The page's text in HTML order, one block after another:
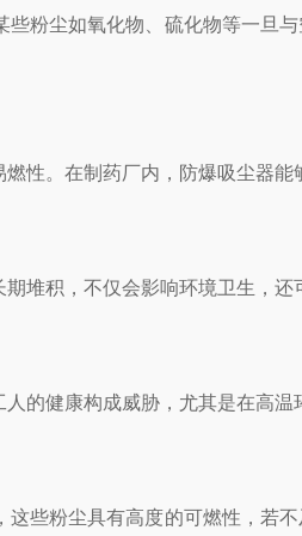
尘如氧化物、硫化物等一旦
。在制药厂内，防爆吸尘器能
积，不仅会影响环境卫生，还
健康构成威胁，尤其是在高温
粉尘具有高度的可燃性，若